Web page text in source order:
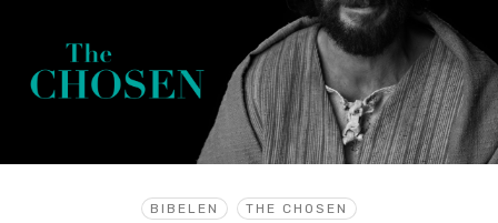
BIBELEN THE CHOSEN